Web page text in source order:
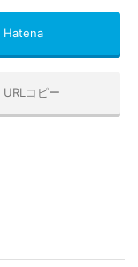
Hatena
URLコピー